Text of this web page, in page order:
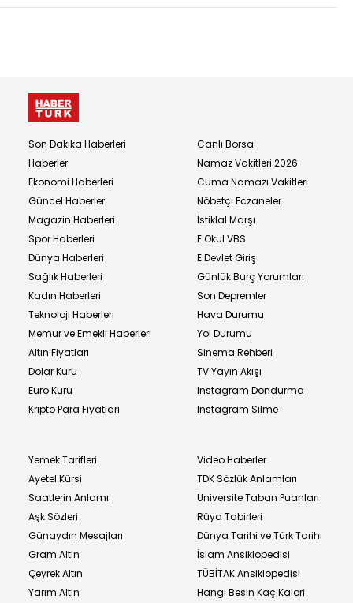
Son Dakika Haberleri
Haberler
Ekonomi Haberleri
Güncel Haberler
Magazin Haberleri
Spor Haberleri
Dünya Haberleri
Sağlık Haberleri
Kadın Haberleri
Teknoloji Haberleri
Memur ve Emekli Haberleri
Altın Fiyatları
Dolar Kuru
Euro Kuru
Kripto Para Fiyatları
Canlı Borsa
Namaz Vakitleri 2026
Cuma Namazı Vakitleri
Nöbetçi Eczaneler
İstiklal Marşı
E Okul VBS
E Devlet Giriş
Günlük Burç Yorumları
Son Depremler
Hava Durumu
Yol Durumu
Sinema Rehberi
TV Yayın Akışı
Instagram Dondurma
Instagram Silme
Yemek Tarifleri
Ayetel Kürsi
Saatlerin Anlamı
Aşk Sözleri
Günaydın Mesajları
Gram Altın
Çeyrek Altın
Yarım Altın
Video Haberler
TDK Sözlük Anlamları
Üniversite Taban Puanları
Rüya Tabirleri
Dünya Tarihi ve Türk Tarihi
İslam Ansiklopedisi
TÜBİTAK Ansiklopedisi
Hangi Besin Kaç Kalori